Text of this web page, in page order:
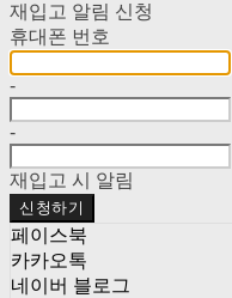
재입고 알림 신청
휴대폰 번호
-
-
재입고 시 알림
신청하기
페이스북
카카오톡
네이버 블로그